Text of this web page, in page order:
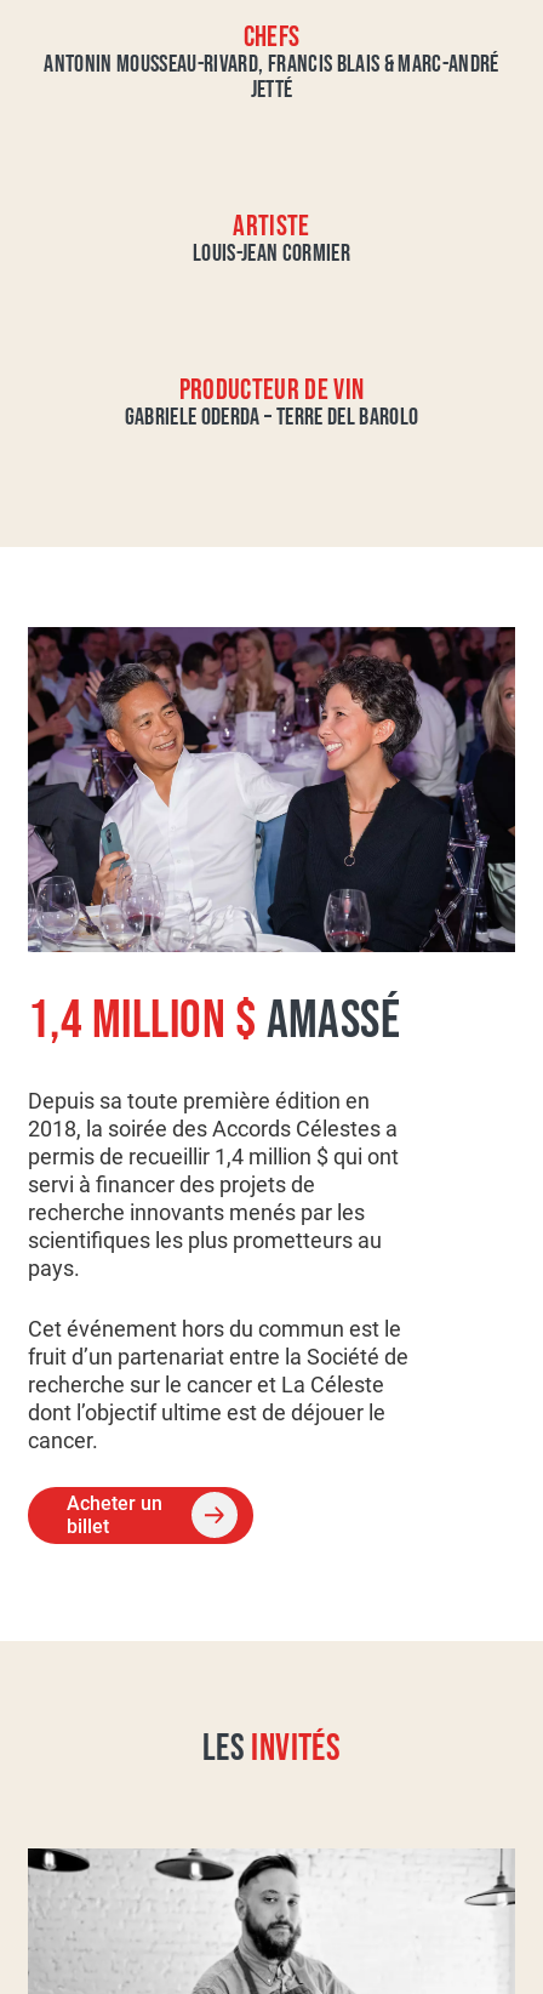
CHEFS
ANTONIN MOUSSEAU-RIVARD, FRANCIS BLAIS & MARC-ANDRÉ
JETTÉ
ARTISTE
LOUIS-JEAN CORMIER
PRODUCTEUR DE VIN
GABRIELE ODERDA – TERRE DEL BAROLO
1,4 MILLION $AMASSÉ
Depuis sa toute première édition en
2018, la soirée des Accords Célestes a
permis de recueillir 1,4 million $ qui ont
servi à financer des projets de
recherche innovants menés par les
scientifiques les plus prometteurs au
pays.
Cet événement hors du commun est le
fruit d’un partenariat entre la Société de
recherche sur le cancer et La Céleste
dont l’objectif ultime est de déjouer le
cancer.
Acheter un
billet
LESINVITÉS